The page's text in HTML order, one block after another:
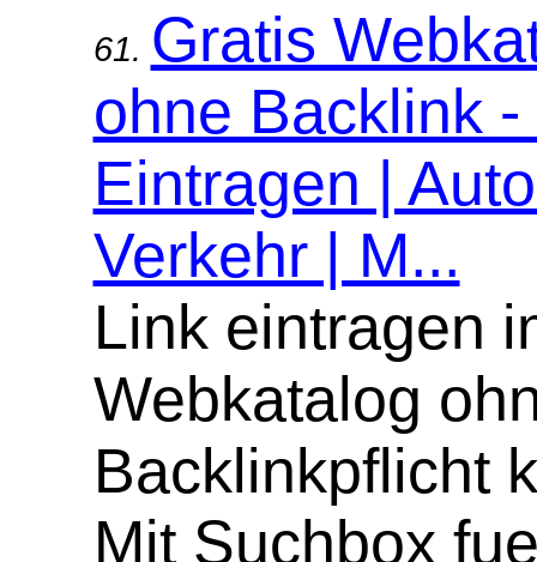
61. Gratis
ohne Backlink
Eintragen |
Verkehr | M...
Link eintragen
Webkatalog
Backlinkpflicht
Mit Suchbox